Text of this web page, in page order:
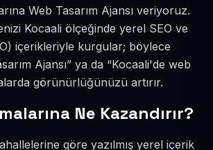
Web Tasarım Ajansı veriyoruz.
Kocaali ölçeğinde yerel SEO ve
içerikleriyle kurgular; böylece
Ajansı” ya da “Kocaali'de web
görünürlüğünüzü artırır.
Ne Kazandırır?
göre yazılmış yerel içerik